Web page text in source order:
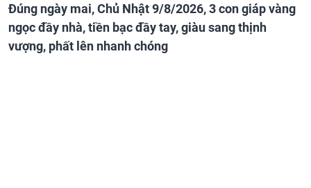
Đúng ngày mai, Chủ Nhật 9/8/2026, 3 con giáp vàng
ngọc đầy nhà, tiền bạc đầy tay, giàu sang thịnh
vượng, phất lên nhanh chóng